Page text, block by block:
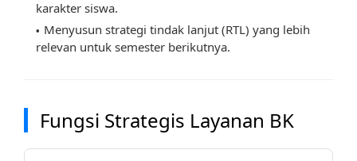
karakter siswa.
Menyusun strategi tindak lanjut (RTL) yang lebih
relevan untuk semester berikutnya.
Fungsi Strategis Layanan BK